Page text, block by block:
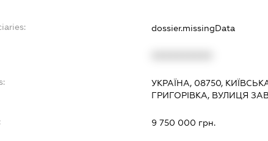
dossier.missingData
УКРАЇНА, 08750,
ГРИГОРІВКА, ВУЛИЦЯ
9 750 000 грн.